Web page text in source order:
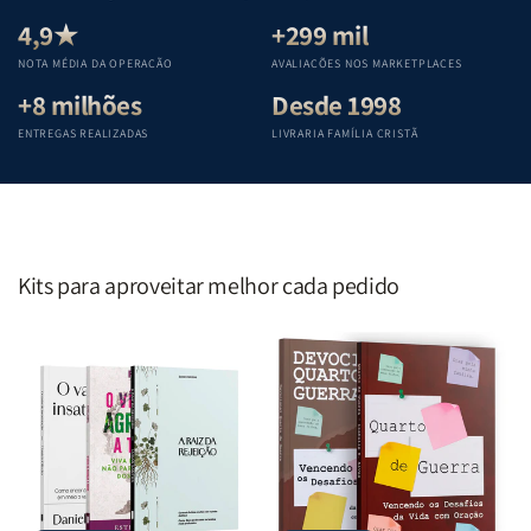
Teológica
Penkal
Penkal
Teológica
Penkal
4,9★
NOTA MÉDIA DA OPERAÇÃO
+299 mil
AVALIAÇÕES NOS MARKETPLACES
+8 milhões
ENTREGAS REALIZADAS
Desde 1998
LIVRARIA FAMÍLIA CRISTÃ
Kits para aproveitar melhor cada pedido